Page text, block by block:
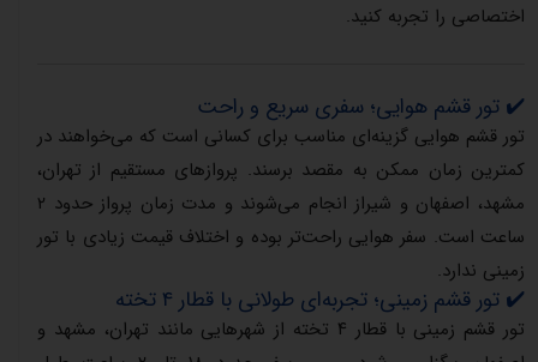
اختصاصی را تجربه کنید.
✔️ تور قشم هوایی؛ سفری سریع و راحت
تور قشم هوایی گزینه‌ای مناسب برای کسانی است که می‌خواهند در
کمترین زمان ممکن به مقصد برسند. پروازهای مستقیم از تهران،
مشهد، اصفهان و شیراز انجام می‌شوند و مدت زمان پرواز حدود ۲
ساعت است. سفر هوایی راحت‌تر بوده و اختلاف قیمت زیادی با تور
زمینی ندارد.
✔️ تور قشم زمینی؛ تجربه‌ای طولانی با قطار ۴ تخته
تور قشم زمینی با قطار ۴ تخته از شهرهایی مانند تهران، مشهد و